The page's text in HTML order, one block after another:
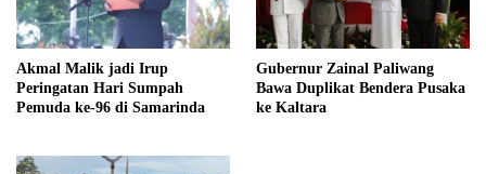
Akmal Malik jadi Irup
Peringatan Hari Sumpah
Pemuda ke-96 di Samarinda
Gubernur Zainal Paliwang
Bawa Duplikat Bendera Pusaka
ke Kaltara